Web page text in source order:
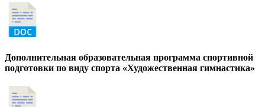
Дополнительная образовательная программа спортивной
подготовки по виду спорта «Художественная гимнастика»